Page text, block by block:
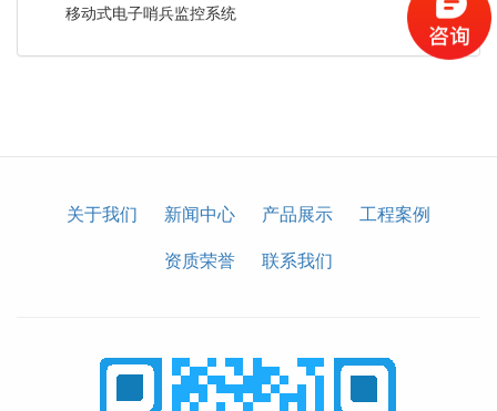
移动式电子哨兵监控系统
关于我们 新闻中心 产品展示
工程案例
资质荣誉
联系我们